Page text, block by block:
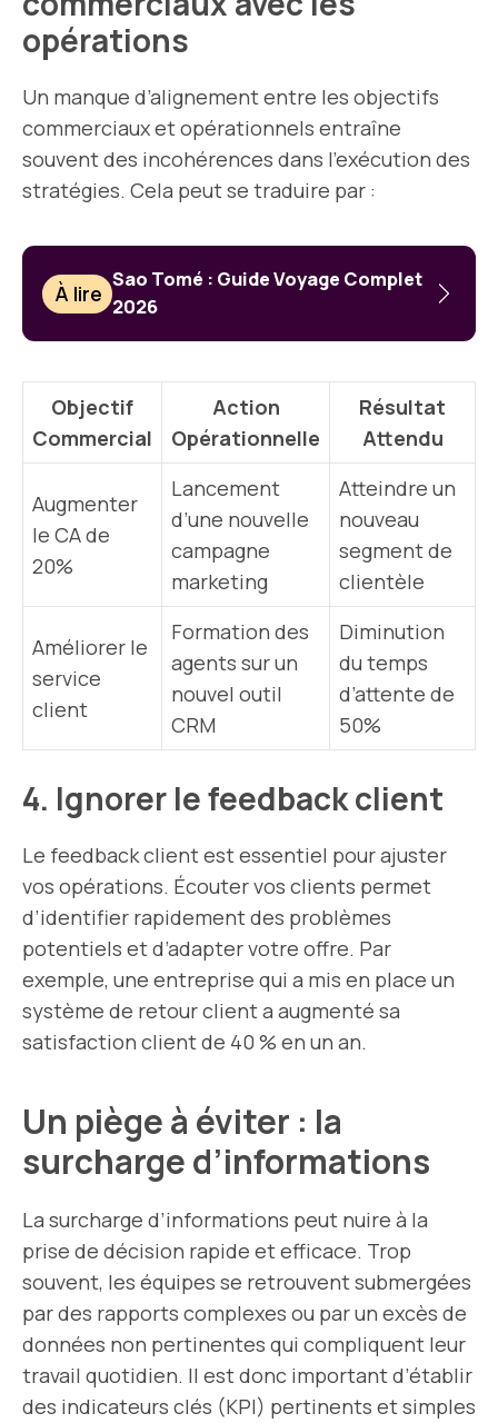
opérations
Un manque d’alignement entre les objectifs
commerciaux et opérationnels entraîne
souvent des incohérences dans l’exécution des
stratégies. Cela peut se traduire par :
À lire
Sao Tomé : Guide Voyage Complet
2026
Objectif
Commercial
Action
Opérationnelle
Résultat
Attendu
Augmenter
le CA de
20%
Lancement
d’une nouvelle
campagne
marketing
Atteindre un
nouveau
segment de
clientèle
Améliorer le
service
client
Formation des
agents sur un
nouvel outil
CRM
Diminution
du temps
d’attente de
50%
4. Ignorer le feedback client
Le feedback client est essentiel pour ajuster
vos opérations. Écouter vos clients permet
d’identifier rapidement des problèmes
potentiels et d’adapter votre offre. Par
exemple, une entreprise qui a mis en place un
système de retour client a augmenté sa
satisfaction client de 40 % en un an.
Un piège à éviter : la
surcharge d’informations
La surcharge d’informations peut nuire à la
prise de décision rapide et efficace. Trop
souvent, les équipes se retrouvent submergées
par des rapports complexes ou par un excès de
données non pertinentes qui compliquent leur
travail quotidien. Il est donc important d’établir
des indicateurs clés (KPI) pertinents et simples